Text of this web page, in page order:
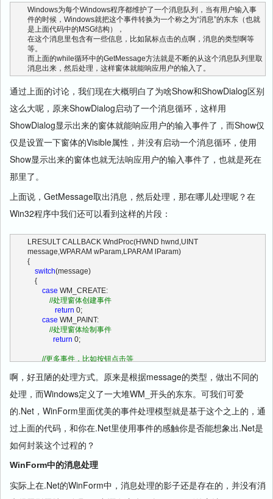
Windows为每个Windows程序都维护了一个消息队列，当有用户输入事
件的时候，Windows就把这个事件转换为一个称之为“消息”的东东（也就
是上面代码中的MSG结构），
在这个消息里包含有一些信息，比如鼠标点击的点啊，消息的类型啊等
等。
而上面的while循环中的GetMessage方法就是不断的从这个消息队列里取
消息出来，然后处理，这样窗体就能响应用户的输入了。
通过上面的讨论，我们现在大概明白了为啥Show和ShowDialog区别
这么大呢，原来ShowDialog启动了一个消息循环，这样用
ShowDialog显示出来的窗体就能响应用户的输入事件了，而Show仅
仅是设置一下窗体的Visible属性，并没有启动一个消息循环，使用
Show显示出来的窗体也就无法响应用户的输入事件了，也就是死在
那里了。
上面说，GetMessage取出消息，然后处理，那在哪儿处理呢？在
Win32程序中我们还可以看到这样的片段：
LRESULT CALLBACK WndProc(HWND hwnd,UINT
message,WPARAM wParam,LPARAM lParam)
{
switch(message)
    {
case WM_CREATE:
//处理窗体创建事件
return 0;
case WM_PAINT:
//处理窗体绘制事件
return 0;
//更多事件，比如按钮点击等
}
啊，好丑陋的处理方式。原来是根据message的类型，做出不同的
处理，而Windows定义了一大堆WM_开头的东东。可我们可爱
的.Net，WinForm里面优美的事件处理模型就是基于这个之上的，通
过上面的代码，和你在.Net里使用事件的感触你是否能想象出.Net是
如何封装这个过程的？
WinForm中的消息处理
实际上在.Net的WinForm中，消息处理的影子还是存在的，并没有消